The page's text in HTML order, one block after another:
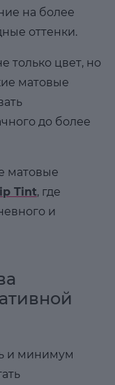
на более
оттенки.
только цвет, но
матовые
до более
матовые
Tint, где
и
и минимум